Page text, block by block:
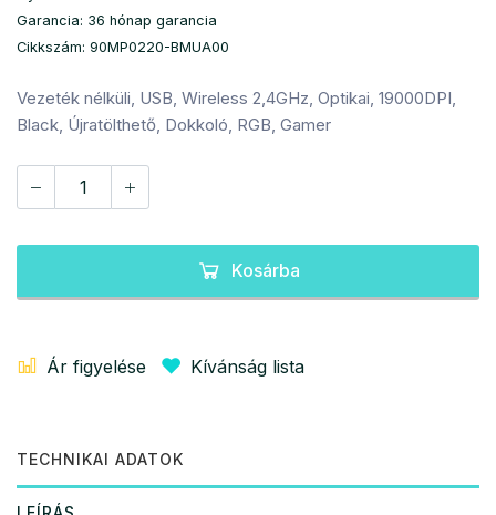
Garancia: 36 hónap garancia
Cikkszám: 90MP0220-BMUA00
Vezeték nélküli, USB, Wireless 2,4GHz, Optikai, 19000DPI,
Black, Újratölthető, Dokkoló, RGB, Gamer
Kosárba
Ár figyelése Kívánság lista
TECHNIKAI ADATOK